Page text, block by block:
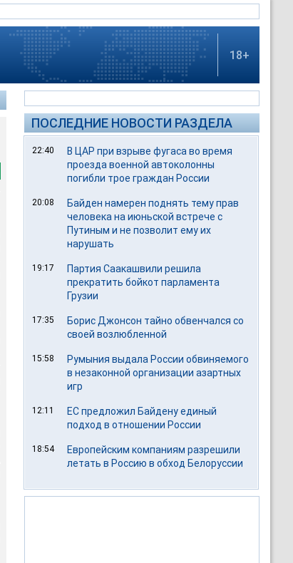
18+
ПОСЛЕДНИЕ НОВОСТИ РАЗДЕЛА
22:40
В ЦАР при взрыве фугаса во время
проезда военной автоколонны
погибли трое граждан России
20:08
Байден намерен поднять тему прав
человека на июньской встрече с
Путиным и не позволит ему их
нарушать
19:17
Партия Саакашвили решила
прекратить бойкот парламента
Грузии
17:35
Борис Джонсон тайно обвенчался со
своей возлюбленной
15:58
Румыния выдала России обвиняемого
в незаконной организации азартных
игр
12:11
ЕС предложил Байдену единый
подход в отношении России
18:54
Европейским компаниям разрешили
летать в Россию в обход Белоруссии